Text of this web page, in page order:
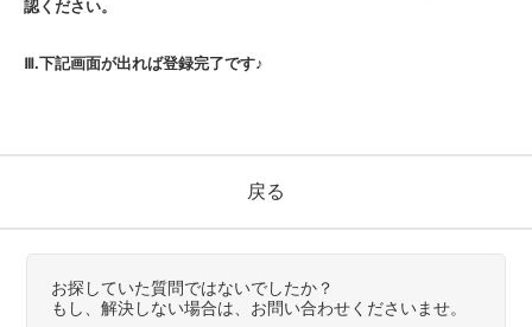
認ください。
Ⅲ.下記画面が出れば登録完了です♪
戻る
お探していた質問ではないでしたか？
もし、解決しない場合は、お問い合わせくださいませ。